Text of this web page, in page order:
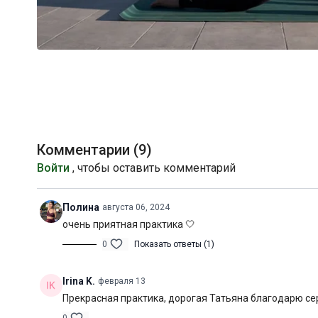
Комментарии (9)
Войти , чтобы оставить комментарий
Полина августа 06, 2024
очень приятная практика 🤍
0 Показать ответы (1)
Irina K. февраля 13
Прекрасная практика, дорогая Татьяна благодарю